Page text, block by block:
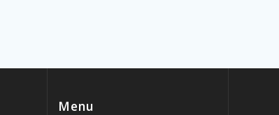
Menu